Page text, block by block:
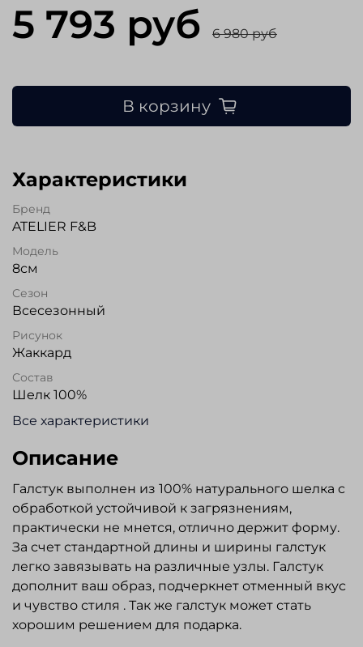
5 793 руб 6 980 руб
В корзину
Характеристики
Бренд
ATELIER F&B
Модель
8см
Сезон
Всесезонный
Рисунок
Жаккард
Состав
Шелк 100%
Все характеристики
Описание
Галстук выполнен из 100% натурального шелка с
обработкой устойчивой к загрязнениям,
практически не мнется, отлично держит форму.
За счет стандартной длины и ширины галстук
легко завязывать на различные узлы. Галстук
дополнит ваш образ, подчеркнет отменный вкус
и чувство стиля . Так же галстук может стать
хорошим решением для подарка.